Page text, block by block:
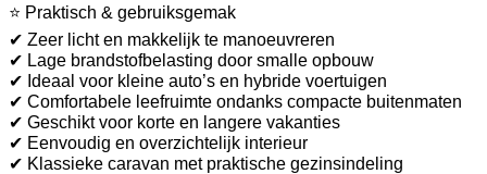
⭐ Praktisch & gebruiksgemak
✔ Zeer licht en makkelijk te manoeuvreren
✔ Lage brandstofbelasting door smalle opbouw
✔ Ideaal voor kleine auto’s en hybride voertuigen
✔ Comfortabele leefruimte ondanks compacte buitenmaten
✔ Geschikt voor korte en langere vakanties
✔ Eenvoudig en overzichtelijk interieur
✔ Klassieke caravan met praktische gezinsindeling